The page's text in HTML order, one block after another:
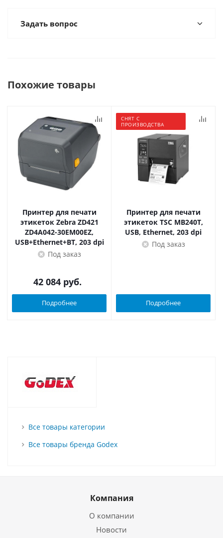
Задать вопрос
Похожие товары
Принтер для печати
этикеток Zebra ZD421
ZD4A042-30EM00EZ,
USB+Ethernet+BT, 203 dpi
Под заказ
42 084 руб.
Подробнее
СНЯТ С
ПРОИЗВОДСТВА
Принтер для печати
этикеток TSC MB240T,
USB, Ethernet, 203 dpi
Под заказ
Подробнее
Все товары категории
Все товары бренда Godex
Компания
О компании
Новости